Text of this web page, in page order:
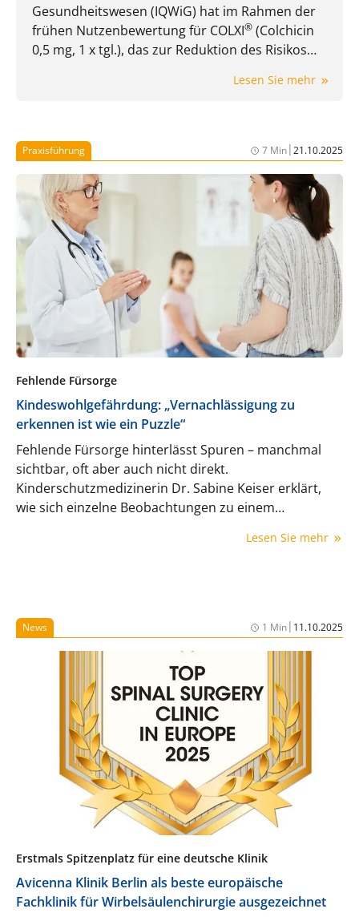
Gesundheitswesen (IQWiG) hat im Rahmen der
frühen Nutzenbewertung für COLXI® (Colchicin
0,5 mg, 1 x tgl.), das zur Reduktion des Risikos
erwachsenen Patient:innen nach Myokardinfarkt
quantifizierbaren Zusatznutzen festgestellt. Mit
COLXI®steht in Deutschland seit März 2026 eine
Sekundärprophylaxe nach einem Myokardinfarkt
zur Verfügung, die erstmals gezielt die
kardiovaskuläre Inflammation adressiert.1
Lesen Sie mehr
Praxisführung 7 Min|21.10.2025
Fehlende Fürsorge
Kindeswohlgefährdung: „Vernachlässigung zu
erkennen ist wie ein Puzzle“
Fehlende Fürsorge hinterlässt Spuren – manchmal
sichtbar, oft aber auch nicht direkt.
Kinderschutzmedizinerin Dr. Sabine Keiser erklärt,
wie sich einzelne Beobachtungen zu einem
Lesen Sie mehr
News 1 Min| 11.10.2025
Erstmals Spitzenplatz für eine deutsche Klinik
Avicenna Klinik Berlin als beste europäische
Fachklinik für Wirbelsäulenchirurgie ausgezeichnet